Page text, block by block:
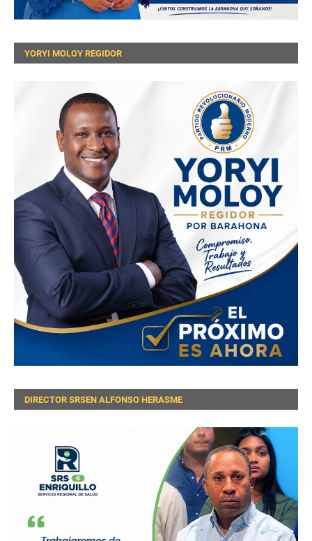
YORYI MOLOY REGIDOR
DIRECTOR SRSEN ALFONSO HERASME